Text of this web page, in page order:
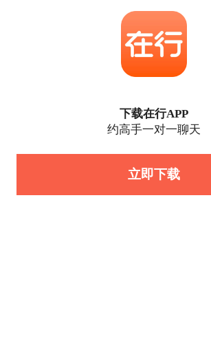
下载在行APP
约高手一对一聊天
立即下载